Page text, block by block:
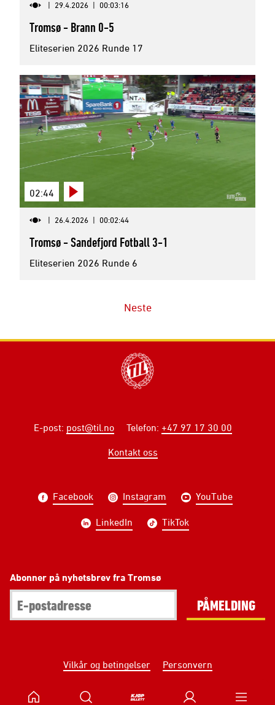
| 29.4.2026 | 00:03:16
Tromsø - Brann 0-5
Eliteserien 2026 Runde 17
02:44
| 26.4.2026 | 00:02:44
Tromsø - Sandefjord Fotball 3-1
Eliteserien 2026 Runde 6
Neste
E-post: post@til.no Telefon: +47 97 17 30 00
Kontakt oss
Facebook Instagram YouTube
LinkedIn TikTok
Abonner på nyhetsbrev fra Tromsø
PÅMELDING
Vilkår og betingelser Personvern